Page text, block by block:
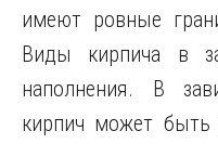
имеют ровные
Виды кирпича в
наполнения. В
кирпич может быть